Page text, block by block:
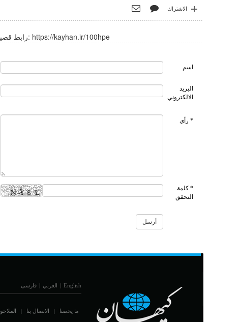
الاشتراك
رابط قصير: https://kayhan.ir/100hpe
اسم
البريد
الالكتروني
* رأي
* كلمة
التحقق
English
| العربي | فارسی
ما يخصنا | الاتصال بنا | الملاحق